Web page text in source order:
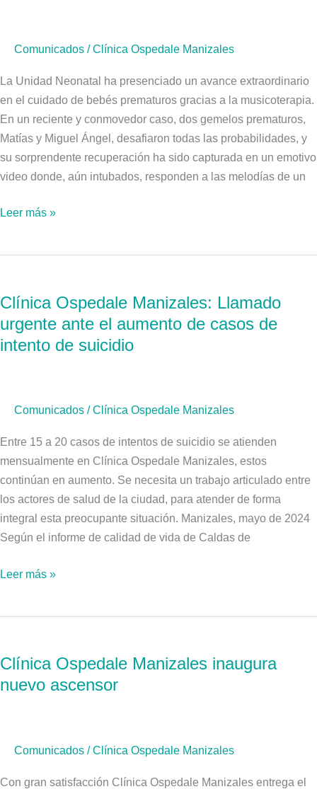
Comunicados /Clínica Ospedale Manizales
La Unidad Neonatal ha presenciado un avance extraordinario
en el cuidado de bebés prematuros gracias a la musicoterapia.
En un reciente y conmovedor caso, dos gemelos prematuros,
Matías y Miguel Ángel, desafiaron todas las probabilidades, y
su sorprendente recuperación ha sido capturada en un emotivo
video donde, aún intubados, responden a las melodías de un
Neonatal
con
Musicoterapia!
Leer más »
Clínica Ospedale Manizales: Llamado
urgente ante el aumento de casos de
intento de suicidio
Comunicados /Clínica Ospedale Manizales
Entre 15 a 20 casos de intentos de suicidio se atienden
mensualmente en Clínica Ospedale Manizales, estos
continúan en aumento. Se necesita un trabajo articulado entre
los actores de salud de la ciudad, para atender de forma
integral esta preocupante situación. Manizales, mayo de 2024
Según el informe de calidad de vida de Caldas de
Manizales:
Llamado
urgente
casos
intento
de
suicidio
Leer más »
Clínica Ospedale Manizales inaugura
nuevo ascensor
Comunicados /Clínica Ospedale Manizales
Con gran satisfacción Clínica Ospedale Manizales entrega el
Manizales
inaugura